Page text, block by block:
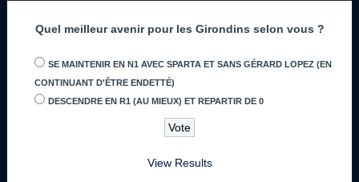
Quel meilleur avenir pour les Girondins selon vous ?
SE MAINTENIR EN N1 AVEC SPARTA ET SANS GÉRARD LOPEZ (EN
CONTINUANT D'ÊTRE ENDETTÉ)
DESCENDRE EN R1 (AU MIEUX) ET REPARTIR DE 0
View Results